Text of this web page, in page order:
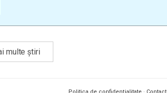
multe știri
Politica de confidențialitate · Contact